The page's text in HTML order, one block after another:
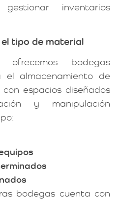
inventarios
tipo de material
bodegas
el almacenamiento de
espacios diseñados
y manipulación
bodegas cuenta con